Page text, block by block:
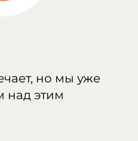
но мы уже
над этим